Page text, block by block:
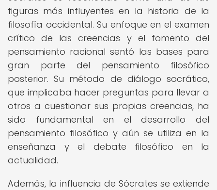
figuras más influyentes en la historia de la
filosofía occidental. Su enfoque en el examen
crítico de las creencias y el fomento del
pensamiento racional sentó las bases para
gran parte del pensamiento filosófico
posterior. Su método de diálogo socrático,
que implicaba hacer preguntas para llevar a
otros a cuestionar sus propias creencias, ha
sido fundamental en el desarrollo del
pensamiento filosófico y aún se utiliza en la
enseñanza y el debate filosófico en la
actualidad.
Además, la influencia de Sócrates se extiende